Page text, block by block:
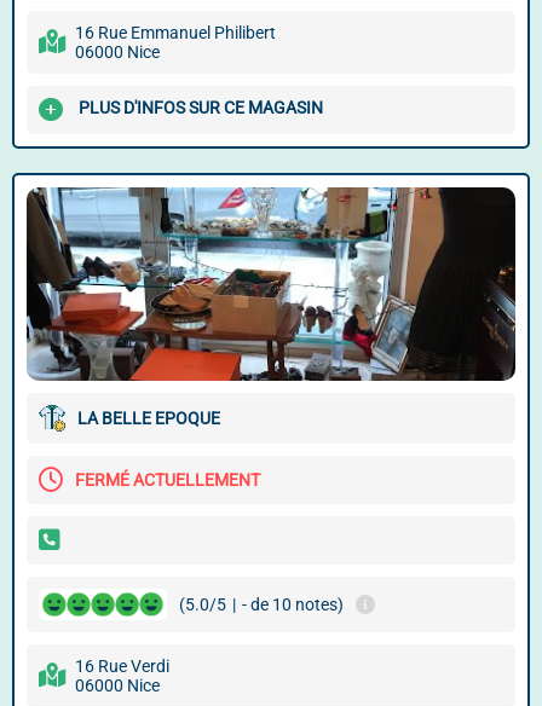
16 Rue Emmanuel Philibert
06000 Nice
PLUS D'INFOS SUR CE MAGASIN
LA BELLE EPOQUE
FERMÉ ACTUELLEMENT
(5.0/5 | - de 10 notes)
16 Rue Verdi
06000 Nice